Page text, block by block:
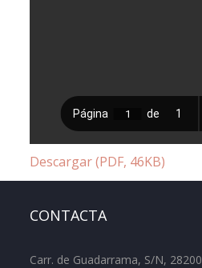
Descargar (PDF, 46KB)
CONTACTA
Carr. de Guadarrama, S/N, 28200